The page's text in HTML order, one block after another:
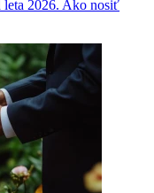
leta 2026. Ako nosiť